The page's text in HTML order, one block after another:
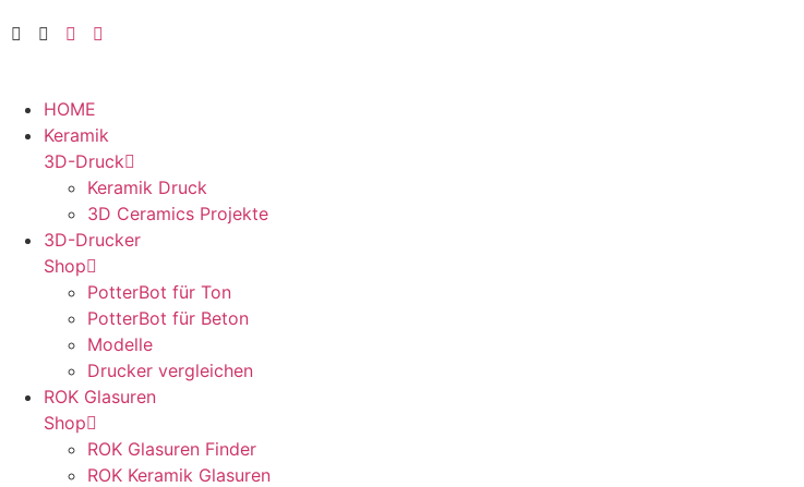
HOME
Keramik
3D-Druck
Keramik Druck
3D Ceramics Projekte
3D-Drucker
Shop
PotterBot für Ton
PotterBot für Beton
Modelle
Drucker vergleichen
ROK Glasuren
Shop
ROK Glasuren Finder
ROK Keramik Glasuren